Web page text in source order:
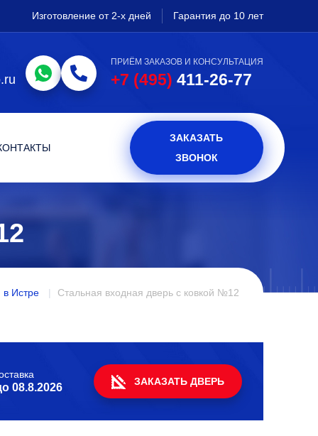
Изготовление от 2-х дней Гарантия до 10 лет
ПРИЁМ ЗАКАЗОВ И КОНСУЛЬТАЦИЯ
+7 (495) 411-26-77
ЗАКАЗАТЬ
ЗВОНОК
в Истре Стальная входная дверь с ковкой №12
08.8.2026 ЗАКАЗАТЬ ДВЕРЬ